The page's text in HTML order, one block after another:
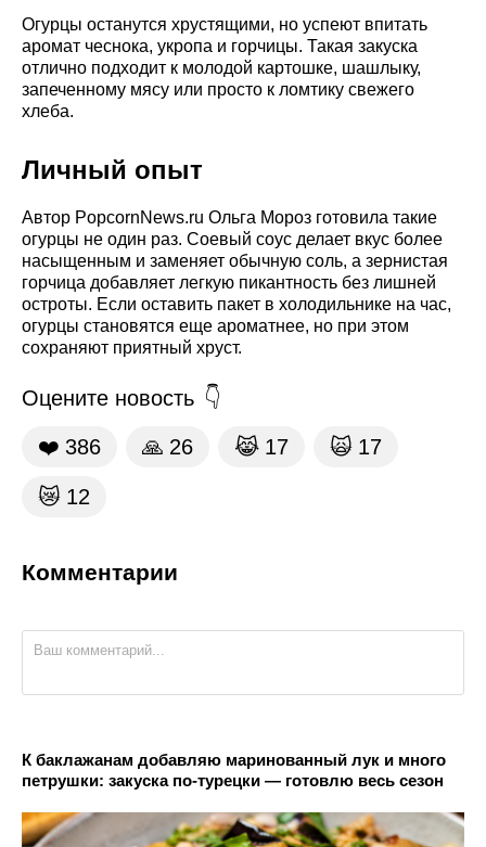
Огурцы останутся хрустящими, но успеют впитать
аромат чеснока, укропа и горчицы. Такая закуска
отлично подходит к молодой картошке, шашлыку,
запеченному мясу или просто к ломтику свежего
хлеба.
Личный опыт
Автор PopcornNews.ru Ольга Мороз готовила такие
огурцы не один раз. Соевый соус делает вкус более
насыщенным и заменяет обычную соль, а зернистая
горчица добавляет легкую пикантность без лишней
остроты. Если оставить пакет в холодильнике на час,
огурцы становятся еще ароматнее, но при этом
сохраняют приятный хруст.
Оцените новость
❤️ 386 🙏 26 😹 17 🙀 17
😿 12
Комментарии
К баклажанам добавляю маринованный лук и много
петрушки: закуска по-турецки — готовлю весь сезон